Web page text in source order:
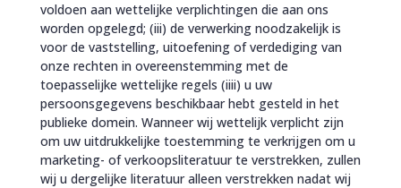
voldoen aan wettelijke verplichtingen die aan ons
worden opgelegd; (iii) de verwerking noodzakelijk is
voor de vaststelling, uitoefening of verdediging van
onze rechten in overeenstemming met de
toepasselijke wettelijke regels (iiii) u uw
persoonsgegevens beschikbaar hebt gesteld in het
publieke domein. Wanneer wij wettelijk verplicht zijn
om uw uitdrukkelijke toestemming te verkrijgen om u
marketing- of verkoopsliteratuur te verstrekken, zullen
wij u dergelijke literatuur alleen verstrekken nadat wij